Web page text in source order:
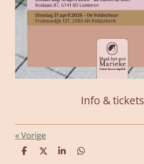
Info & tickets
«Vorige
D
D
S
D